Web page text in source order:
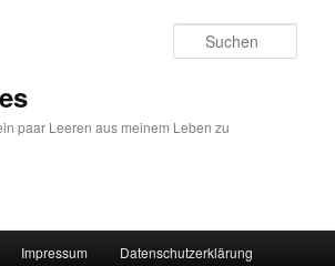
paar Leeren aus meinem Leben zu
Impressum Datenschutzerklärung